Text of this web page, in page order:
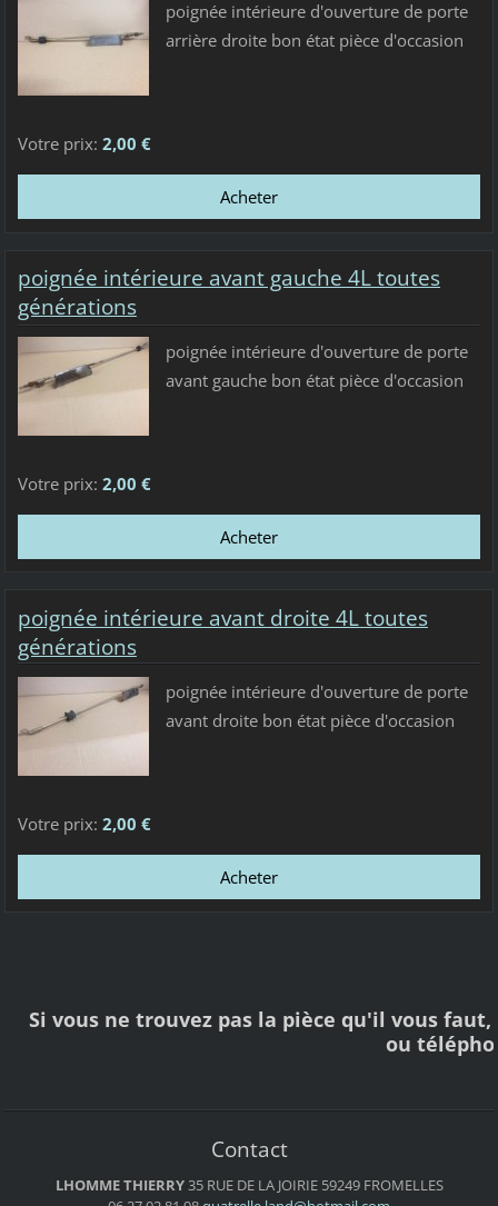
poignée intérieure d'ouverture de porte
arrière droite bon état pièce d'occasion
Votre prix: 2,00 €
poignée intérieure avant gauche 4L toutes
générations
poignée intérieure d'ouverture de porte
avant gauche bon état pièce d'occasion
Votre prix: 2,00 €
poignée intérieure avant droite 4L toutes
générations
poignée intérieure d'ouverture de porte
avant droite bon état pièce d'occasion
Votre prix: 2,00 €
Si vous ne trouvez pas la pièce qu'il vous
ou
Contact
LHOMME THIERRY35 RUE DE LA JOIRIE59249 FROMELLES